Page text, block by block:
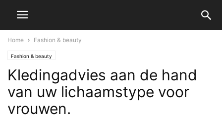
Home Fashion & beauty
Fashion & beauty
Kledingadvies aan de hand
van uw lichaamstype voor
vrouwen.